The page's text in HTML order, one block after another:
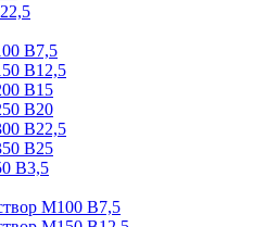
В7,5
В12,5
В15
В20
В22,5
В25
В3,5
М100 В7,5